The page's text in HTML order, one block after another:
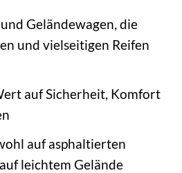
Geländewagen, die
und vielseitigen Reifen
auf Sicherheit, Komfort
auf asphaltierten
leichtem Gelände